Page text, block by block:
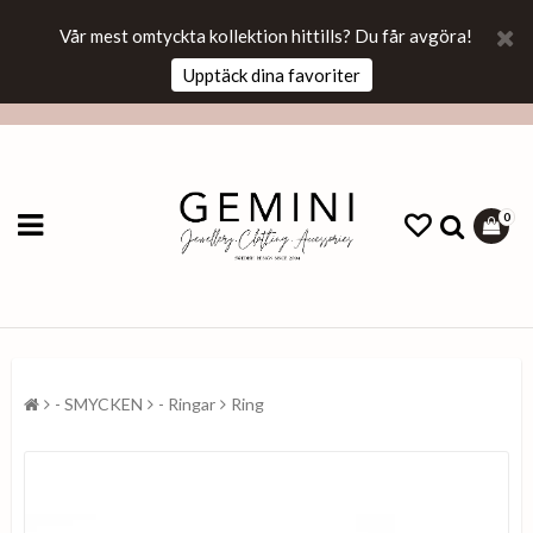
Vår mest omtyckta kollektion hittills? Du får avgöra!
Upptäck dina favoriter
0
- SMYCKEN - Ringar Ring